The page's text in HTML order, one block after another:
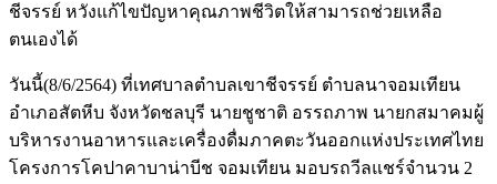
ชีจรรย์ หวังแก้ไขปัญหาคุณภาพชีวิตให้สามารถช่วยเหลือ
ตนเองได้
วันนี้(8/6/2564) ที่เทศบาลตำบลเขาชีจรรย์ ตำบลนาจอมเทียน
อำเภอสัตหีบ จังหวัดชลบุรี นายชูชาติ อรรถภาพ นายกสมาคมผู้
บริหารงานอาหารและเครื่องดื่มภาคตะวันออกแห่งประเทศไทย
โครงการโคปาคาบาน่าบีช จอมเทียน มอบรถวีลแชร์จำนวน 2